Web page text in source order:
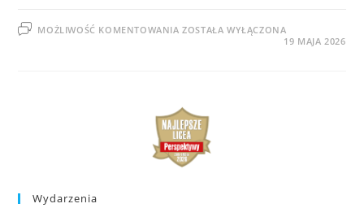
MOŻLIWOŚĆ KOMENTOWANIAZOSTAŁA WYŁĄCZONA
19 MAJA 2026
Wydarzenia